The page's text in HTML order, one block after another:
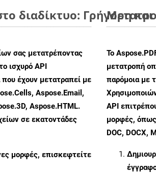
διαδίκτυο: Γρήγορη
σας μετατρέποντας
ισχυρό API
έχουν μετατραπεί με
Aspose.Email,
Aspose.HTML.
σε εκατοντάδες
μορφές, επισκεφτείτε
Το
μετατροπή
παρόμοια με
API
μορφές, όπως
DOC, DOCX,